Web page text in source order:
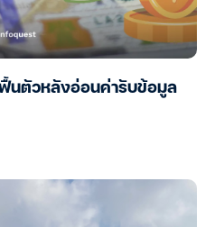
นตัวหลังอ่อนค่ารับข้อมูล